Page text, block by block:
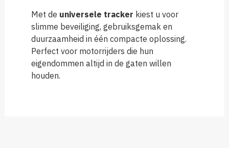
Met de universele tracker kiest u voor
slimme beveiliging, gebruiksgemak en
duurzaamheid in één compacte oplossing.
Perfect voor motorrijders die hun
eigendommen altijd in de gaten willen
houden.